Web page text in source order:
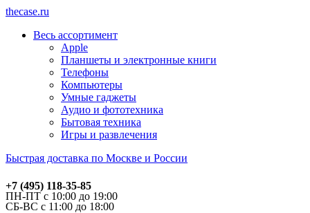
thecase.ru
Весь ассортимент
Apple
Планшеты и электронные книги
Телефоны
Компьютеры
Умные гаджеты
Аудио и фототехника
Бытовая техника
Игры и развлечения
Быстрая доставка по Москве и России
+7 (495) 118-35-85
ПН-ПТ с 10:00 до 19:00
СБ-ВС с 11:00 до 18:00